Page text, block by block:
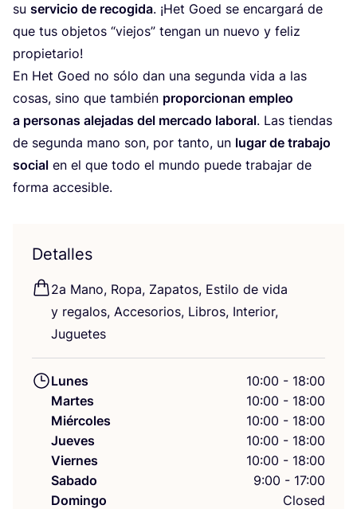
su ser­vi­cio de reco­gi­da. ¡Het Goed se encar­ga­rá de
que tus obje­tos “vie­jos” ten­gan un nue­vo y feliz
propietario!
En Het Goed no sólo dan una segun­da vida a las
cosas, sino que tam­bién pro­por­cio­nan empleo
a per­so­nas ale­ja­das del mer­ca­do labo­ral. Las tien­das
de segun­da mano son, por tan­to, un lugar de tra­ba­jo
social en el que todo el mun­do pue­de tra­ba­jar de
for­ma accesible.
Detalles
2a Mano, Ropa, Zapa­tos, Esti­lo de vida
y rega­los, Acce­so­rios, Libros, Inte­rior,
Juguetes
Lunes
10:00 - 18:00
Martes
10:00 - 18:00
Miércoles
10:00 - 18:00
Jueves
10:00 - 18:00
Viernes
10:00 - 18:00
Sabado
9:00 - 17:00
Domingo
Closed